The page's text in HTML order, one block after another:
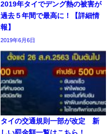
2019年タイでデング熱の被害が
過去５年間で最高に！【詳細情
報】
2019年6月6日
タイの交通規則一部が改定 新